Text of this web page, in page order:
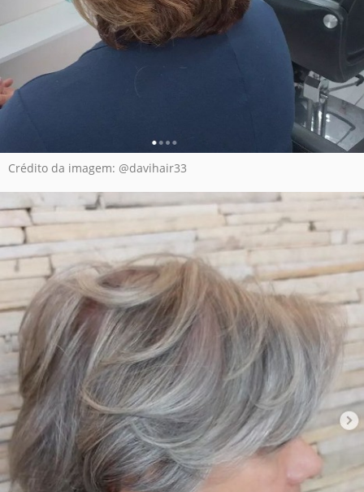
Crédito da imagem: @davihair33